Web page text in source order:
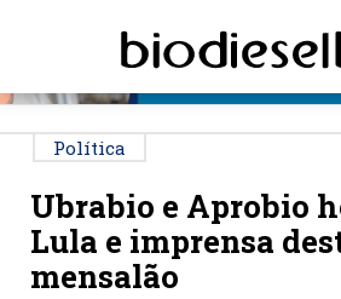
Política
Ubrabio e Aprobio
Lula e imprensa
mensalão